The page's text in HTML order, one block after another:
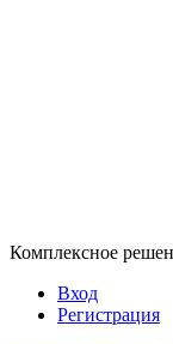
Комплексное
Вход
Регистрация